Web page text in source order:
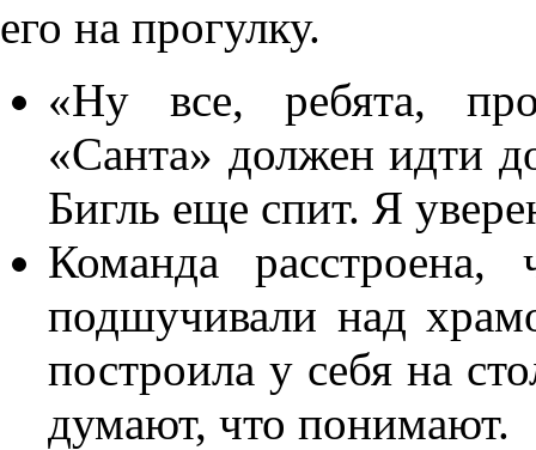
его на прогулку.
«Ну все, ребята,
«Санта» должен идти
Бигль еще спит. Я
Команда
подшучивали над
построила у себя на
думают, что понимают.